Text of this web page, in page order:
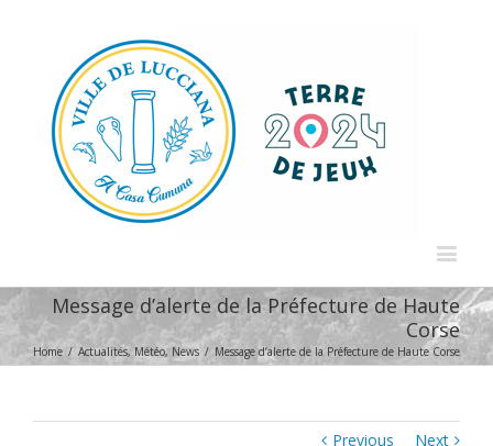
Message d’alerte de la Préfecture de Haute
Corse
Home / Actualités, Météo, News / Message d’alerte de la Préfecture de Haute Corse
Previous Next